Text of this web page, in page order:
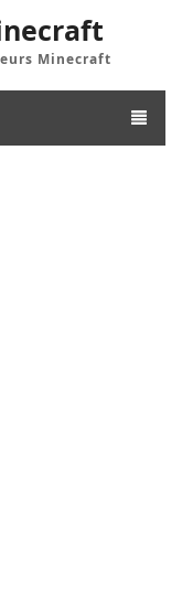
Minecraft